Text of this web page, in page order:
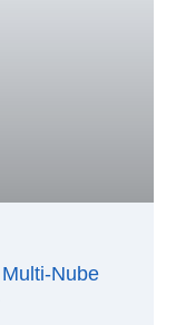
Nube